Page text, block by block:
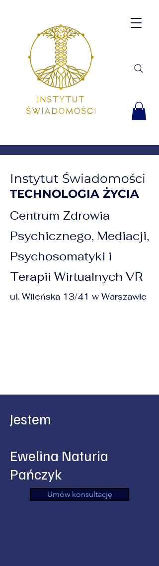
Instytut Świadomości
TECHNOLOGIA ŻYCIA
Centrum Zdrowia
Psychicznego, Mediacji,
Psychosomatyki i
Terapii Wirtualnych VR
ul. Wileńska 13/41 w Warszawie
Jestem
Ewelina Naturia
Pańczyk
Umów konsultację